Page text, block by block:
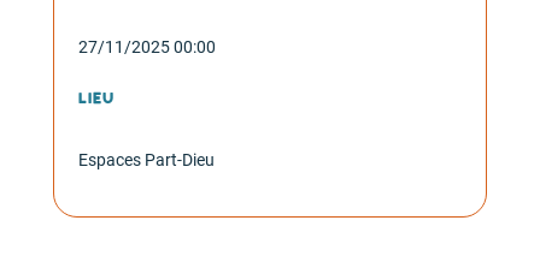
27/11/2025 00:00
Lieu
Espaces Part-Dieu